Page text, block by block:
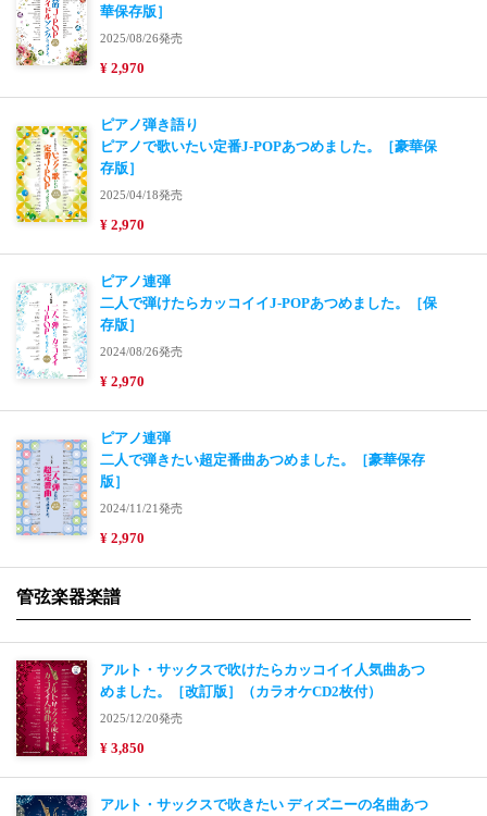
華保存版］
2025/08/26発売
¥ 2,970
ピアノ弾き語り
ピアノで歌いたい定番J-POPあつめました。［豪華保
存版］
2025/04/18発売
¥ 2,970
ピアノ連弾
二人で弾けたらカッコイイJ-POPあつめました。［保
存版］
2024/08/26発売
¥ 2,970
ピアノ連弾
二人で弾きたい超定番曲あつめました。［豪華保存
版］
2024/11/21発売
¥ 2,970
管弦楽器楽譜
アルト・サックスで吹けたらカッコイイ人気曲あつ
めました。［改訂版］（カラオケCD2枚付）
2025/12/20発売
¥ 3,850
アルト・サックスで吹きたい ディズニーの名曲あつ